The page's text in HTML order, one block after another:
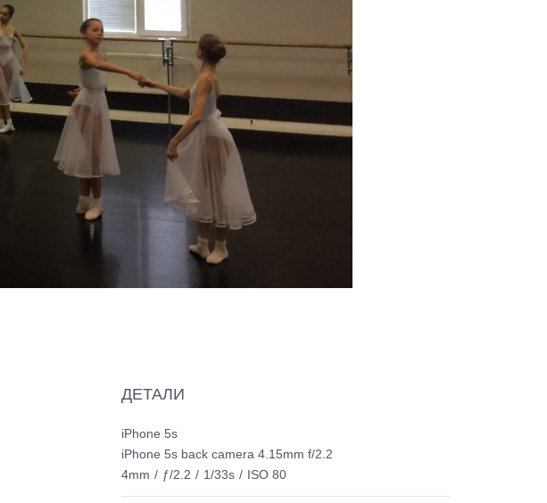
классах 1 и 2 балетный класс
ДЕТАЛИ
iPhone 5s
iPhone 5s back camera 4.15mm f/2.2
4mm / ƒ/2.2 / 1/33s / ISO 80